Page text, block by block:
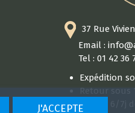
37 Rue
Email :
Tel : 01 42 36
Expédition
Retour sous
Ouvert 6/7j
J'ACCEPTE